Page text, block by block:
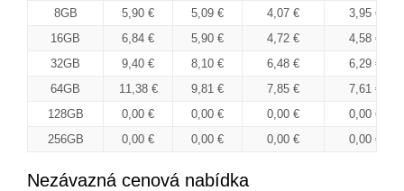
8GB
5,90 € 5,09 € 4,07 €
3,95 €
16GB
6,84 € 5,90 € 4,72 €
4,58 €
32GB
9,40 € 8,10 € 6,48 €
6,29 €
64GB
11,38 € 9,81 € 7,85 €
7,61 €
128GB
0,00 € 0,00 € 0,00 €
0,00 €
256GB
0,00 € 0,00 € 0,00 € 0,00 €
Nezávazná cenová nabídka